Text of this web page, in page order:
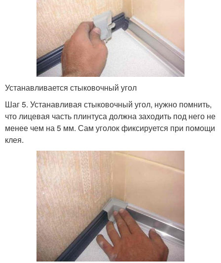
Устанавливается стыковочный угол
Шаг 5. Устанавливая стыковочный угол, нужно помнить,
что лицевая часть плинтуса должна заходить под него не
менее чем на 5 мм. Сам уголок фиксируется при помощи
клея.